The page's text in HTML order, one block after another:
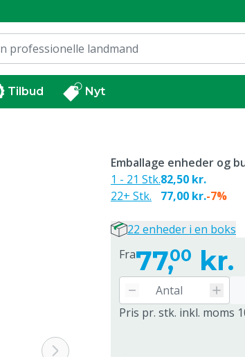
Tilbud Nyt
Fra77,00 kr.
Pris pr. stk. inkl. moms
Emballage enheder og
1 - 21 Stk.
22+ Stk.
82,50 kr.
77,00 kr.-7%
22 enheder i en boks